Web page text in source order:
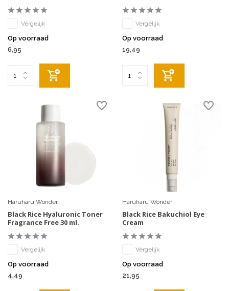
Vergelijk
Op voorraad
6,95
Vergelijk
Op voorraad
19,49
Haruharu Wonder
Black Rice Hyaluronic Toner
Fragrance Free 30 ml.
Vergelijk
Op voorraad
4,49
Haruharu Wonder
Black Rice Bakuchiol Eye
Cream
Vergelijk
Op voorraad
21,95